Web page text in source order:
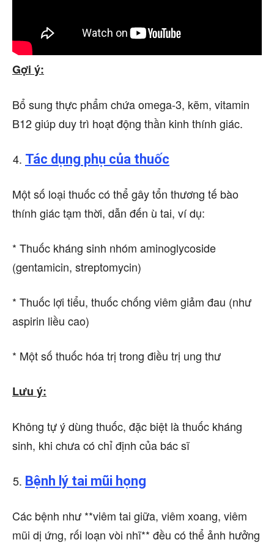
Gợi ý:
Bổ sung thực phẩm chứa omega-3, kẽm, vitamin
B12 giúp duy trì hoạt động thần kinh thính giác.
Tác dụng phụ của thuốc
Một số loại thuốc có thể gây tổn thương tế bào
thính giác tạm thời, dẫn đến ù tai, ví dụ:
* Thuốc kháng sinh nhóm aminoglycoside
(gentamicin, streptomycin)
* Thuốc lợi tiểu, thuốc chống viêm giảm đau (như
aspirin liều cao)
* Một số thuốc hóa trị trong điều trị ung thư
Lưu ý:
Không tự ý dùng thuốc, đặc biệt là thuốc kháng
sinh, khi chưa có chỉ định của bác sĩ
Bệnh lý tai mũi họng
Các bệnh như **viêm tai giữa, viêm xoang, viêm
mũi dị ứng, rối loạn vòi nhĩ** đều có thể ảnh hưởng